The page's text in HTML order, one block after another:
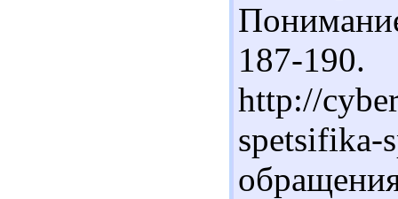
187-
http://